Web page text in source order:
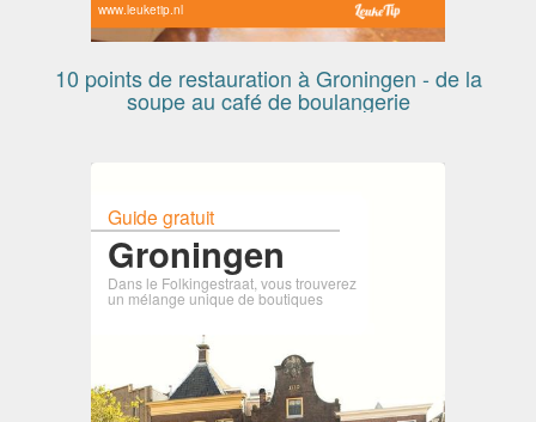
www.leuketip.nl
10 points de restauration à Groningen - de la
soupe au café de boulangerie
Guide gratuit
Groningen
Dans le Folkingestraat, vous trouverez
un mélange unique de boutiques